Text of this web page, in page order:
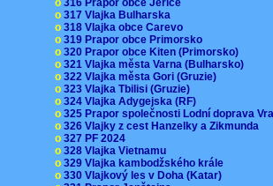
o 317 Vlajka Bulharska
o 318 Vlajka obce Carevo
o 319 Prapor obce Primorsko
o 320 Prapor obce Kiten (Primorsko)
o 321 Vlajka města Varna (Bulharsko)
o 322 Vlajka města Gori (Gruzie)
o 323 Vlajka Tbilisi (Gruzie)
o 324 Vlajka Adygejska (RF)
o 325 Prapor společnosti Lodní doprava
o 326 Vlajky z cest Hanzelky a Zikmunda
o 327 PF 2024
o 328 Vlajka Vietnamu
o 329 Vlajka kambodžského krále
o 330 Vlajkový les v Doha (Katar)